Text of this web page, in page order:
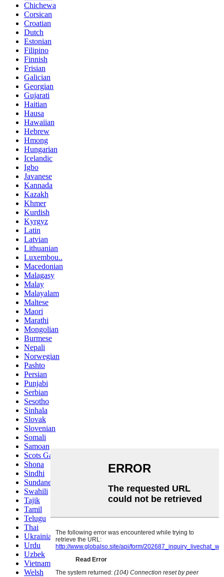
Chichewa
Corsican
Croatian
Dutch
Estonian
Filipino
Finnish
Frisian
Galician
Georgian
Gujarati
Haitian
Hausa
Hawaiian
Hebrew
Hmong
Hungarian
Icelandic
Igbo
Javanese
Kannada
Kazakh
Khmer
Kurdish
Kyrgyz
Latin
Latvian
Lithuanian
Luxembou..
Macedonian
Malagasy
Malay
Malayalam
Maltese
Maori
Marathi
Mongolian
Burmese
Nepali
Norwegian
Pashto
Persian
Punjabi
Serbian
Sesotho
Sinhala
Slovak
Slovenian
Somali
Samoan
Scots Gaelic
Shona
Sindhi
Sundanese
Swahili
Tajik
Tamil
Telugu
Thai
Ukrainian
Urdu
Uzbek
Vietnamese
Welsh